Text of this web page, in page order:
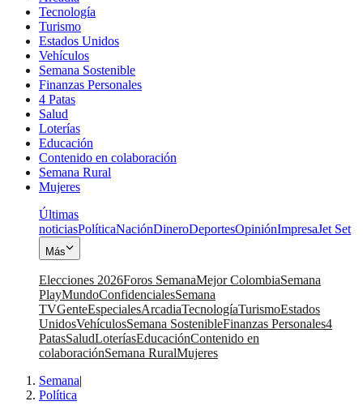
Tecnología
Turismo
Estados Unidos
Vehículos
Semana Sostenible
Finanzas Personales
4 Patas
Salud
Loterías
Educación
Contenido en colaboración
Semana Rural
Mujeres
Últimas
noticiasPolíticaNaciónDineroDeportesOpiniónImpresaJet Set
Más
Elecciones 2026Foros SemanaMejor ColombiaSemana
PlayMundoConfidencialesSemana
TVGenteEspecialesArcadiaTecnologíaTurismoEstados
UnidosVehículosSemana SostenibleFinanzas Personales4
PatasSaludLoteríasEducaciónContenido en
colaboraciónSemana RuralMujeres
Semana|
Política